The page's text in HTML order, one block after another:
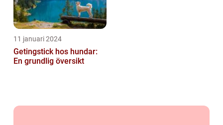
11 januari 2024
Getingstick hos hundar:
En grundlig översikt